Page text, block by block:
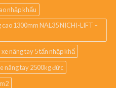
nhập khẩu
1300mm NAL35 NICHI-LIFT –
xe nâng tay 5 tấn nhập khẩ
nâng tay 2500kg đức